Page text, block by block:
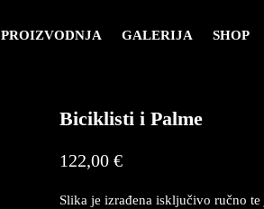
PROIZVODNJA GALERIJA SHOP
Biciklisti i Palme
122,00 €Price
Slika je izrađena isključivo ručno te